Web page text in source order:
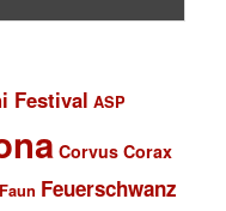
Festival ASP
Corvus Corax
Faun Feuerschwanz